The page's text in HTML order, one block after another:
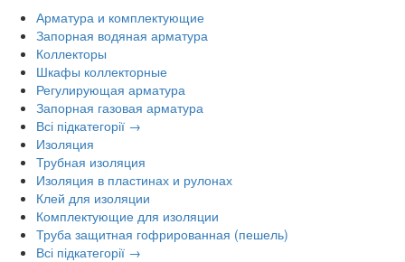
Арматура и комплектующие
Запорная водяная арматура
Коллекторы
Шкафы коллекторные
Регулирующая арматура
Запорная газовая арматура
Всі підкатегорії →
Изоляция
Трубная изоляция
Изоляция в пластинах и рулонах
Клей для изоляции
Комплектующие для изоляции
Труба защитная гофрированная (пешель)
Всі підкатегорії →